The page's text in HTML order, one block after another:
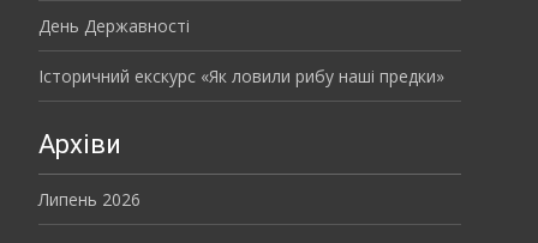
День Державності
Історичний екскурс «Як ловили рибу наші предки»
Архіви
Липень 2026